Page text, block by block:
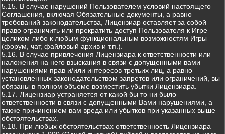
5.15. В случае нарушений Пользователем условий настоящего
Соглашения, включая Обязательные документы, а равно
требований законодательства, Лицензиар оставляет за собой
право ограничить или прекратить доступ Пользователя к Игре
целиком либо к любым функциональным возможностям Игры
(форум, чат, файловый архив и т.п.).
5.16. В случае привлечения Лицензиара к ответственности или
наложения на него взыскания в связи с допущенными вами
нарушениями прав и/или интересов третьих лиц, а равно
установленных законодательством запретов или ограничений, вы
обязаны в полном объеме возместить убытки Лицензиара.
5.17. Лицензиар устраняется от какой бы то ни было
ответственности в связи с допущенными Вами нарушениями, а
также причинением вам вреда или убытков при указанных выше
обстоятельствах.
5.18. При любых обстоятельствах ответственность Лицензиара